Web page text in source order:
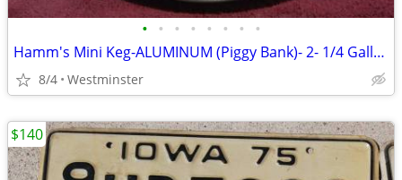
• • • • • • • •
Hamm's Mini Keg-ALUMINUM (Piggy Bank)- 2- 1/4 Gallon -Beer Keg 1960's
8/4 Westminster
$140